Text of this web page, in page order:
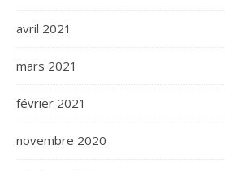
avril 2021
mars 2021
février 2021
novembre 2020